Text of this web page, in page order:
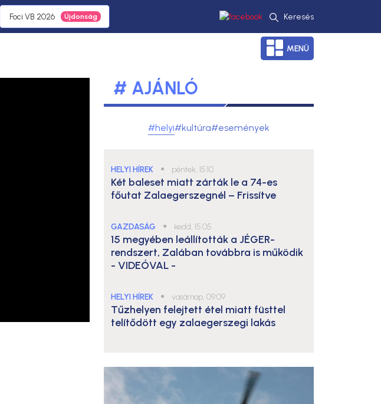
Foci VB 2026 Keresés
MENÜ
# AJÁNLÓ
#helyi#kultúra#események
HELYI HÍREK ● péntek, 15:10
Két baleset miatt zárták le a 74-es
főutat Zalaegerszegnél – Frissítve
GAZDASÁG ● kedd, 15:05
15 megyében leállították a JÉGER-
rendszert, Zalában továbbra is működik
- VIDEÓVAL -
HELYI HÍREK ● vasárnap, 09:09
Tűzhelyen felejtett étel miatt füsttel
telítődött egy zalaegerszegi lakás